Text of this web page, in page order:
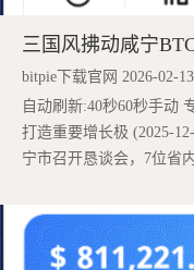
三国风拂动咸宁
bitpie下载官网 2026-02-13
自动刷新:40秒60秒手动
打造重要增长极 (2025-
宁市召开恳谈会，7位省